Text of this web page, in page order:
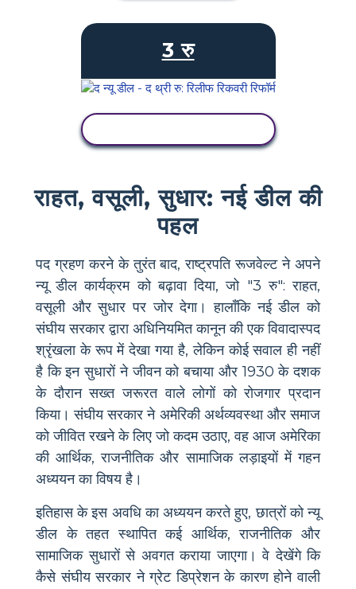
3 रु
राहत, वसूली, सुधार: नई डील की
पहल
पद ग्रहण करने के तुरंत बाद, राष्ट्रपति रूजवेल्ट ने अपने
न्यू डील कार्यक्रम को बढ़ावा दिया, जो "3 रु": राहत,
वसूली और सुधार पर जोर देगा। हालाँकि नई डील को
संघीय सरकार द्वारा अधिनियमित कानून की एक विवादास्पद
श्रृंखला के रूप में देखा गया है, लेकिन कोई सवाल ही नहीं
है कि इन सुधारों ने जीवन को बचाया और 1930 के दशक
के दौरान सख्त जरूरत वाले लोगों को रोजगार प्रदान
किया। संघीय सरकार ने अमेरिकी अर्थव्यवस्था और समाज
को जीवित रखने के लिए जो कदम उठाए, वह आज अमेरिका
की आर्थिक, राजनीतिक और सामाजिक लड़ाइयों में गहन
अध्ययन का विषय है।
इतिहास के इस अवधि का अध्ययन करते हुए, छात्रों को न्यू
डील के तहत स्थापित कई आर्थिक, राजनीतिक और
सामाजिक सुधारों से अवगत कराया जाएगा। वे देखेंगे कि
कैसे संघीय सरकार ने ग्रेट डिप्रेशन के कारण होने वाली